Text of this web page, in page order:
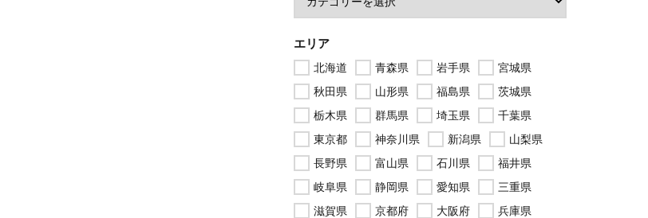
エリア
北海道 青森県 岩手県
宮城県
秋田県
山形県 福島県
茨城県
栃木県
群馬県 埼玉県
千葉県
東京都
神奈川県 新潟県
山梨県
長野県
富山県 石川県
福井県
岐阜県
静岡県 愛知県
三重県
滋賀県
京都府 大阪府
兵庫県